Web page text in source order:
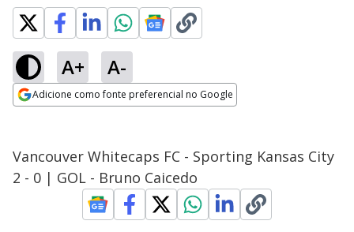
A+ A-
Adicione como fonte preferencial no Google
Vancouver Whitecaps FC - Sporting Kansas City
2 - 0 | GOL - Bruno Caicedo